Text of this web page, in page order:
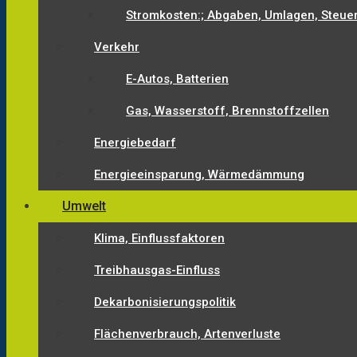
Stromkosten:; Abgaben, Umlagen,
Verkehr
E-Autos, Batterien
Gas, Wasserstoff, Brennstoffzellen
Energiebedarf
Energieeinsparung, Wärmedämmung
Umwelt
Klima, Einflussfaktoren
Treibhausgas-Einfluss
Dekarbonisierungspolitik
Flächenverbrauch, Artenverluste